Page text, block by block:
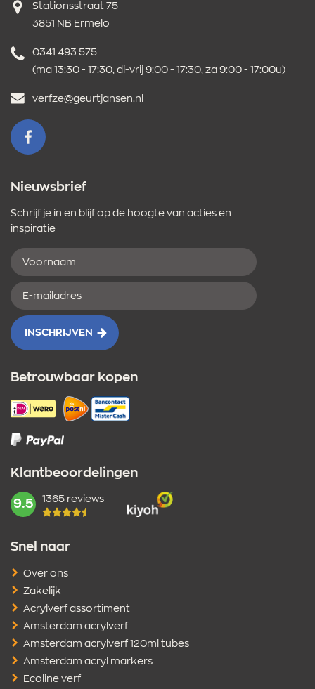
Adres
Stationsstraat 75
3851 NB Ermelo
Telefoonnummer
0341 493 575
(ma 13:30 - 17:30, di-vrij 9:00 - 17:30, za 9:00 - 17:00u)
E-
verfze@geurtjansen.nl
VOLG ONS OP FACEBOOK
Nieuwsbrief
Schrijf je in en blijf op de hoogte van acties en
inspiratie
Voornaam
E-
mailadres
INSCHRIJVEN
Betrouwbaar kopen
Klantbeoordelingen
mark:
9.5 1365 reviews
Snel naar
Over ons
Zakelijk
Acrylverf assortiment
Amsterdam acrylverf
Amsterdam acrylverf 120ml tubes
Amsterdam acryl markers
Ecoline verf